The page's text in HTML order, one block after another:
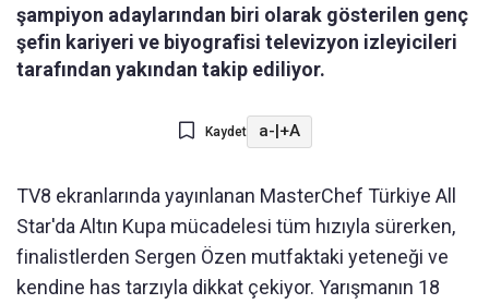
şampiyon adaylarından biri olarak gösterilen genç
şefin kariyeri ve biyografisi televizyon izleyicileri
tarafından yakından takip ediliyor.
Kaydet a-|+A
TV8 ekranlarında yayınlanan MasterChef Türkiye All
Star'da Altın Kupa mücadelesi tüm hızıyla sürerken,
finalistlerden Sergen Özen mutfaktaki yeteneği ve
kendine has tarzıyla dikkat çekiyor. Yarışmanın 18